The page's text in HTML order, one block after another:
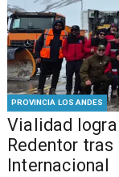
PROVINCIA LOS ANDES
Vialidad
Redentor
Internacional